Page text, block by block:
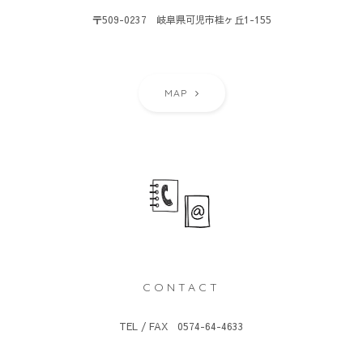
〒509-0237 岐阜県可児市桂ヶ丘1-155
MAP
CONTACT
TEL / FAX 0574-64-4633